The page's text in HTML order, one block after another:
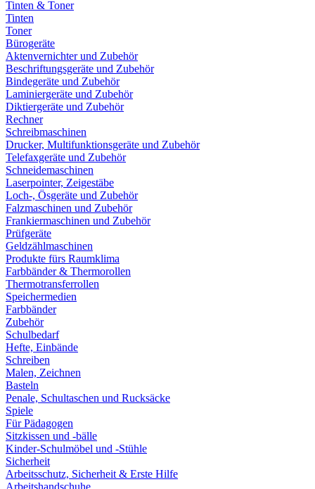
Tinten & Toner
Tinten
Toner
Bürogeräte
Aktenvernichter und Zubehör
Beschriftungsgeräte und Zubehör
Bindegeräte und Zubehör
Laminiergeräte und Zubehör
Diktiergeräte und Zubehör
Rechner
Schreibmaschinen
Drucker, Multifunktionsgeräte und Zubehör
Telefaxgeräte und Zubehör
Schneidemaschinen
Laserpointer, Zeigestäbe
Loch-, Ösgeräte und Zubehör
Falzmaschinen und Zubehör
Frankiermaschinen und Zubehör
Prüfgeräte
Geldzählmaschinen
Produkte fürs Raumklima
Farbbänder & Thermorollen
Thermotransferrollen
Speichermedien
Farbbänder
Zubehör
Schulbedarf
Hefte, Einbände
Schreiben
Malen, Zeichnen
Basteln
Penale, Schultaschen und Rucksäcke
Spiele
Für Pädagogen
Sitzkissen und -bälle
Kinder-Schulmöbel und -Stühle
Sicherheit
Arbeitsschutz, Sicherheit & Erste Hilfe